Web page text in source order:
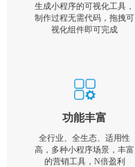
生成小程序的可视化工具，
制作过程无需代码，拖拽可
视化组件即可完成
功能丰富
全行业、全生态、适用性
高，多种小程序场景，丰富
的营销工具，N倍盈利